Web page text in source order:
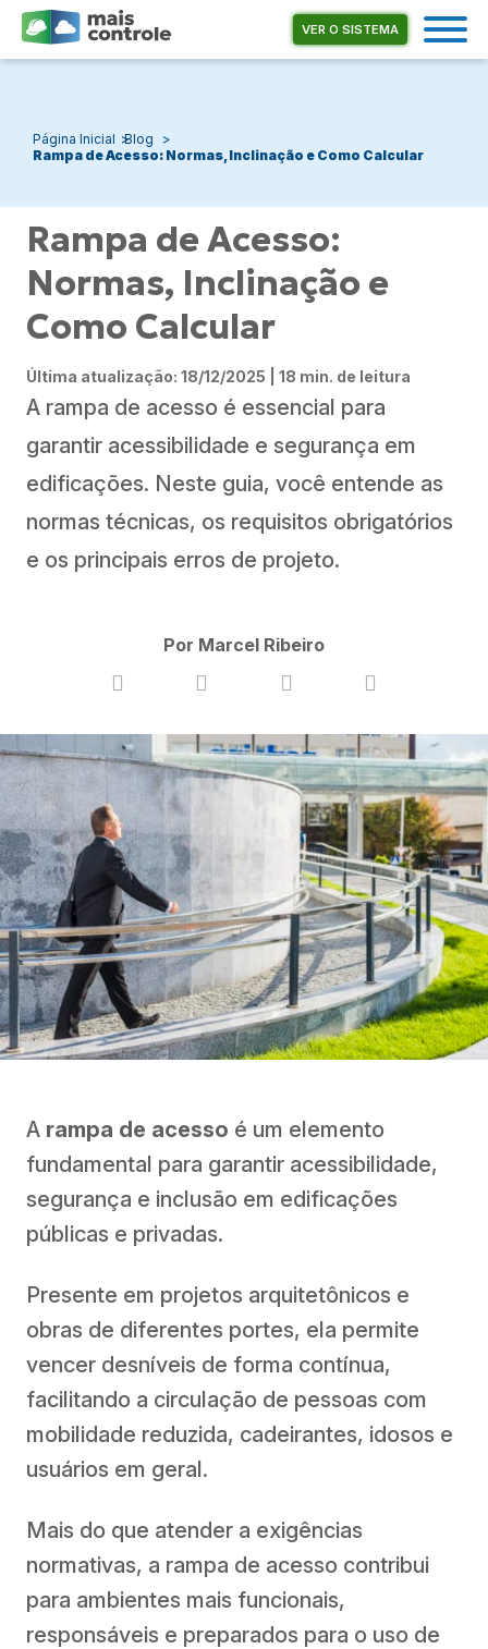
VER O SISTEMA
Página Inicial Blog
Rampa de Acesso: Normas, Inclinação e Como Calcular
Rampa de Acesso:
Normas, Inclinação e
Como Calcular
Última atualização: 18/12/2025 | 18 min. de leitura
A rampa de acesso é essencial para
garantir acessibilidade e segurança em
edificações. Neste guia, você entende as
normas técnicas, os requisitos obrigatórios
e os principais erros de projeto.
Por Marcel Ribeiro
A rampa de acesso é um elemento
fundamental para garantir acessibilidade,
segurança e inclusão em edificações
públicas e privadas.
Presente em projetos arquitetônicos e
obras de diferentes portes, ela permite
vencer desníveis de forma contínua,
facilitando a circulação de pessoas com
mobilidade reduzida, cadeirantes, idosos e
usuários em geral.
Mais do que atender a exigências
normativas, a rampa de acesso contribui
para ambientes mais funcionais,
responsáveis e preparados para o uso de